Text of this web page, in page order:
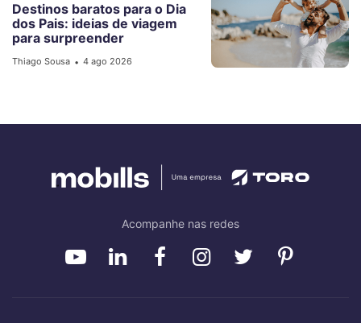
Destinos baratos para o Dia
dos Pais: ideias de viagem
para surpreender
Thiago Sousa • 4 ago 2026
Acompanhe nas redes